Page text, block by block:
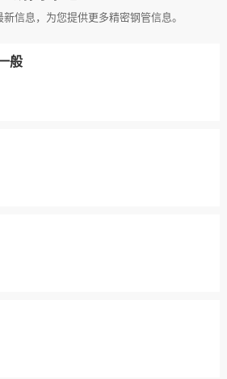
信息，为您提供更多精密钢管信息。
般